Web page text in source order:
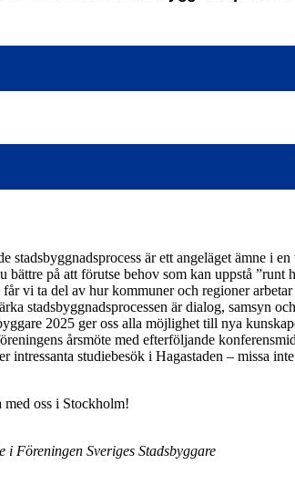
stadsbyggnadsprocess är ett angeläget ämne i
på att förutse behov som kan uppstå ”runt
vi ta del av hur kommuner och regioner
stadsbyggnadsprocessen är dialog, samsyn
2025 ger oss alla möjlighet till nya
årsmöte med efterföljande
intressanta studiebesök i Hagastaden – missa
oss i Stockholm!
i Föreningen Sveriges Stadsbyggare